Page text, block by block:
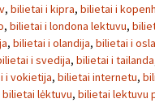
, bilietai i kipra, bilietai i
, bilietai i londona lektuvu,
, bilietai i olandija, bilietai i osla
i svedija, bilietai i tailanda
i vokietija, bilietai internetu,
bilietai lėktuvu, bilietai lektuvu